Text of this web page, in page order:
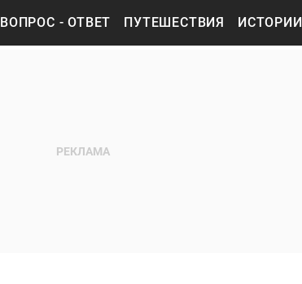
ВОПРОС - ОТВЕТ ПУТЕШЕСТВИЯ ИСТОРИИ